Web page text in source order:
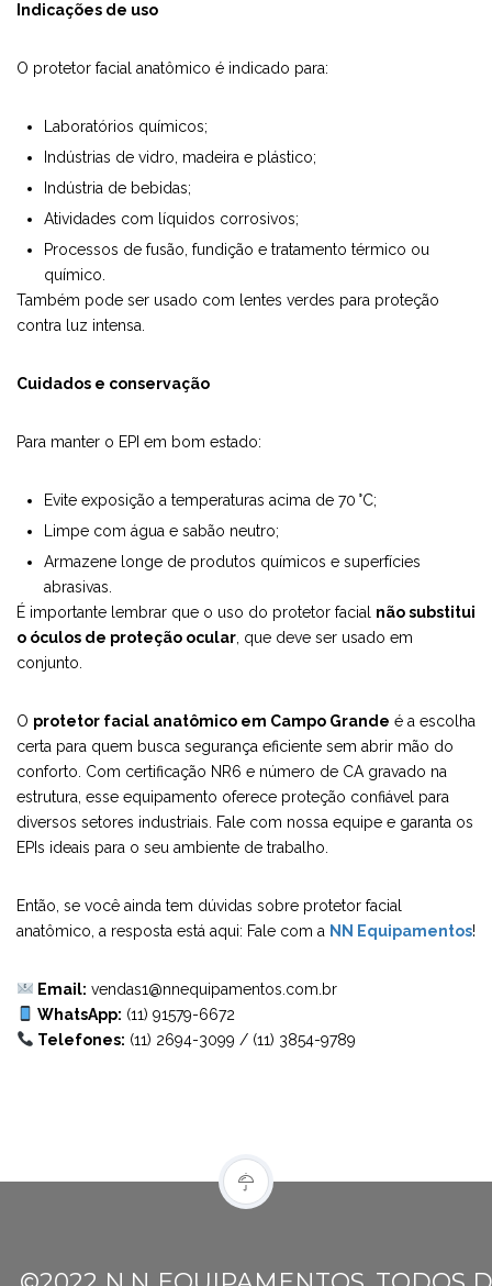
Indicações de uso
O protetor facial anatômico é indicado para:
Laboratórios químicos;
Indústrias de vidro, madeira e plástico;
Indústria de bebidas;
Atividades com líquidos corrosivos;
Processos de fusão, fundição e tratamento térmico ou
químico.
Também pode ser usado com lentes verdes para proteção
contra luz intensa.
Cuidados e conservação
Para manter o EPI em bom estado:
Evite exposição a temperaturas acima de 70 °C;
Limpe com água e sabão neutro;
Armazene longe de produtos químicos e superfícies
abrasivas.
É importante lembrar que o uso do protetor facial não substitui
o óculos de proteção ocular , que deve ser usado em
conjunto.
O protetor facial anatômico em Campo Grande é a escolha
certa para quem busca segurança eficiente sem abrir mão do
conforto. Com certificação NR6 e número de CA gravado na
estrutura, esse equipamento oferece proteção confiável para
diversos setores industriais. Fale com nossa equipe e garanta os
EPIs ideais para o seu ambiente de trabalho.
Então, se você ainda tem dúvidas sobre protetor facial
anatômico, a resposta está aqui: Fale com a NN Equipamentos!
Email: vendas1@nnequipamentos.com.br
WhatsApp: (11) 91579-6672
Telefones: (11) 2694-3099 / (11) 3854-9789